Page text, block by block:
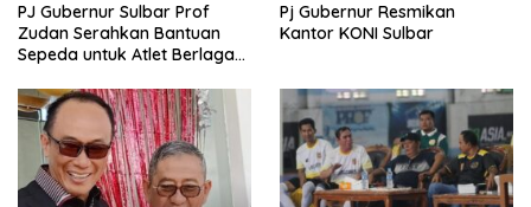
PJ Gubernur Sulbar Prof
Zudan Serahkan Bantuan
Sepeda untuk Atlet Berlaga
Pj Gubernur Resmikan
Kantor KONI Sulbar